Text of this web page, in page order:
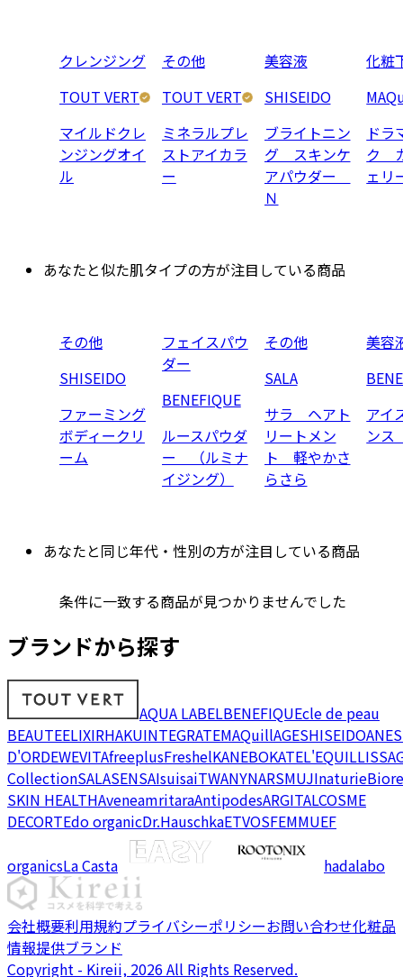
クレンジング
TOUT VERT
マイルドクレ
ンジングオイ
ル
その他
TOUT VERT
ミネラルプレ
ストアイカラ
ー
美容液
SHISEIDO
ブライトニン
グ スキンケ
アパウダー
Ｎ
化粧
ドラ
ク
ェ
あなたと似た肌タイプの方が注目している商品
その他
SHISEIDO
ファーミング
ボディークリ
ーム
フェイスパウ
ダー
BENEFIQUE
ルースパウダ
ー （ルミナ
イジング）
その他
SALA
サラ ヘアト
リートメン
ト 軽やかさ
らさら
美容
アイ
ン
あなたと同じ年代・性別の方が注目している商品
条件に一致する商品が見つかりませんでした
ブランドから探す
AQUA LABELBENEFIQUEcle de peau
BEAUTEELIXIRHAKUINTEGRATEMAQuillAGESHISEIDO
D'ORDEWEVITAfreeplusFreshelKANEBOKATEL'EQUIL
CollectionSALASENSAIsuisaiTWANYNARSMUJInaturieBiore
SKIN HEALTHAveneamritaraAntipodesARGITALCOSME
DECORTEdo organicDr.HauschkaETVOSFEMMUEF
organicsLa Casta hadalabo
会社概要利用規約プライバシーポリシーお問い合わせ化粧品
情報提供ブランド
Copyright - Kireii, 2026 All Rights Reserved.